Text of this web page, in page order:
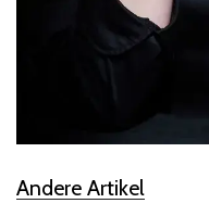
Andere Artikel